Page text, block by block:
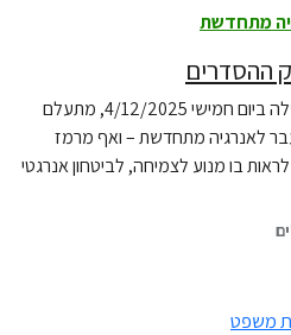
מתחדשת
ההסדרים
חוק ההסדרים שעולה לדיון בממשלה ביום חמישי 4/12/2025, מתעלם
לאנרגיה מתחדשת – ואף מרמז
בו מנוע לצמיחה, לביטחון אנרגטי